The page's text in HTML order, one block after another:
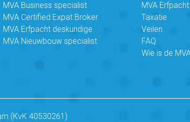
MVA Business specialist
MVA Certified Expat Broker
MVA Erfpacht deskundige
MVA Nieuwbouw specialist
MVA
Taxatie
Veilen
FAQ
Wie is de
(KvK 40530261)